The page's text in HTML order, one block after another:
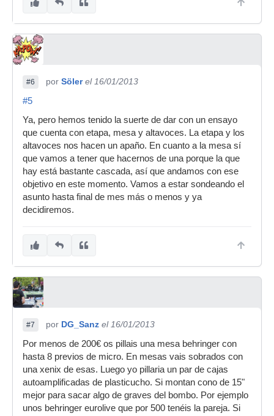
#6 por Söler el 16/01/2013
#5
Ya, pero hemos tenido la suerte de dar con un ensayo
que cuenta con etapa, mesa y altavoces. La etapa y los
altavoces nos hacen un apaño. En cuanto a la mesa sí
que vamos a tener que hacernos de una porque la que
hay está bastante cascada, así que andamos con ese
objetivo en este momento. Vamos a estar sondeando el
asunto hasta final de mes más o menos y ya
decidiremos.
#7 por DG_Sanz el 16/01/2013
Por menos de 200€ os pillais una mesa behringer con
hasta 8 previos de micro. En mesas vais sobrados con
una xenix de esas. Luego yo pillaria un par de cajas
autoamplificadas de plasticucho. Si montan cono de 15"
mejor para sacar algo de graves del bombo. Por ejemplo
unos behringer eurolive que por 500 tenéis la pareja. Si